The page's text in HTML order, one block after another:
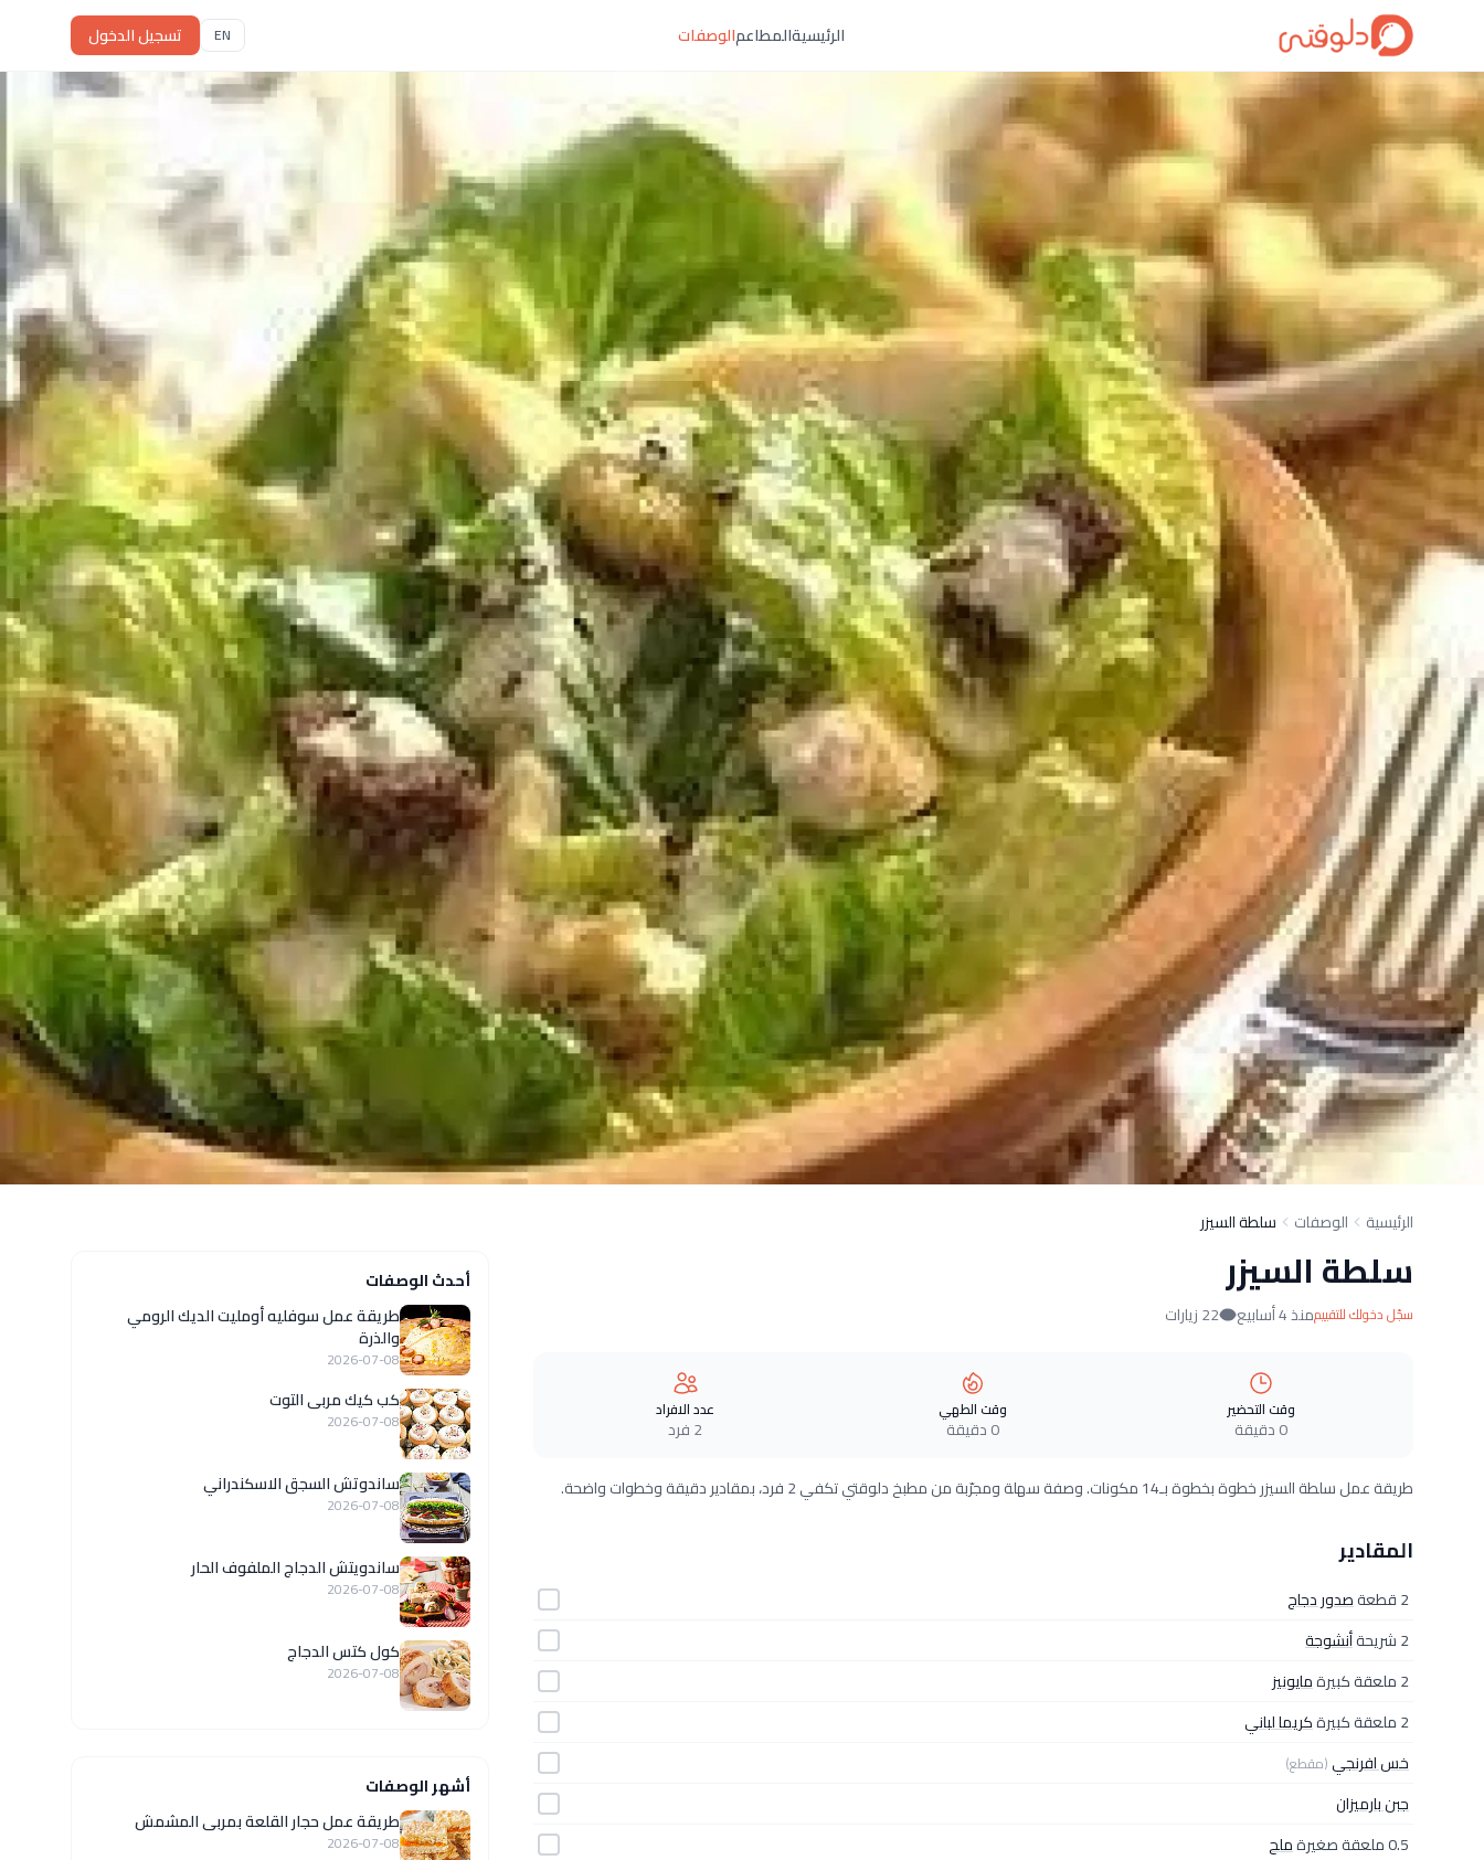
الرئيسيةالمطاعمالوصفات EN تسجيل الدخول
الرئيسية الوصفات سلطة السيزر
سلطة السيزر
سجّل دخولك للتقييممنذ 4 أسابيع 22 زيارات
وقت التحضير
0 دقيقة
وقت الطهي
0 دقيقة
عدد الافراد
2 فرد
طريقة عمل سلطة السيزر خطوة بخطوة بـ14 مكونات. وصفة سهلة ومجرّبة من مطبخ دلوقتي تكفي 2 فرد، بمقادير دقيقة وخطوات واضحة.
المقادير
2 قطعة
صدور دجاج
2 شريحة
أنشوجة
2 ملعقة كبيرة
مايونيز
2 ملعقة كبيرة
كريما لباني
خس افرنجي (مقطع)
جبن بارميزان
0.5 ملعقة صغيرة
ملح
أحدث الوصفات
طريقة عمل سوفليه أومليت الديك الرومي
والذرة
2026-07-08
كب كيك مربى التوت
2026-07-08
ساندوتش السجق الاسكندراني
2026-07-08
ساندويتش الدجاج الملفوف الحار
2026-07-08
كول كتس الدجاج
2026-07-08
أشهر الوصفات
طريقة عمل حجار القلعة بمربى المشمش
2026-07-08